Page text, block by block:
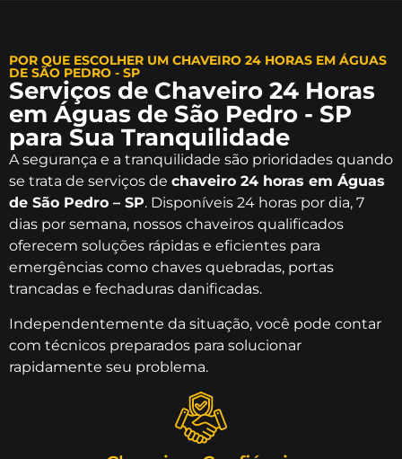
POR QUE ESCOLHER UM CHAVEIRO 24 HORAS EM ÁGUAS
DE SÃO PEDRO - SP
Serviços de Chaveiro 24 Horas
em Águas de São Pedro - SP
para Sua Tranquilidade
A segurança e a tranquilidade são prioridades quando
se trata de serviços de chaveiro 24 horas em Águas
de São Pedro – SP. Disponíveis 24 horas por dia, 7
dias por semana, nossos chaveiros qualificados
oferecem soluções rápidas e eficientes para
emergências como chaves quebradas, portas
trancadas e fechaduras danificadas.
Independentemente da situação, você pode contar
com técnicos preparados para solucionar
rapidamente seu problema.